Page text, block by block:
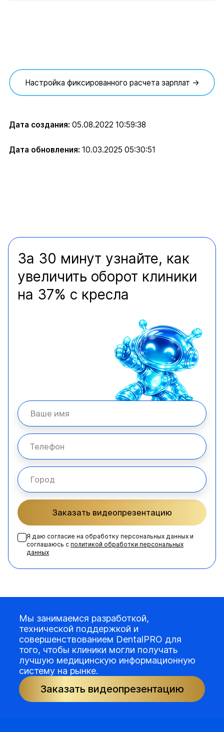
Настройка фиксированного расчета зарплат →
Дата создания: 05.08.2022 10:59:38
Дата обновления: 10.03.2025 05:30:51
За 30 минут узнайте, как
увеличить оборот клиники
на 37% с кресла
Заказать видеопрезентацию
Я даю согласие на обработку персональных данных и
соглашаюсь с политикой обработки персональных
данных
Мы занимаемся разработкой,
технической поддержкой и
совершенствованием DentalPRO для
того, чтобы клиники могли получать
лучшую медицинскую информационную
систему на рынке.
Заказать видеопрезентацию